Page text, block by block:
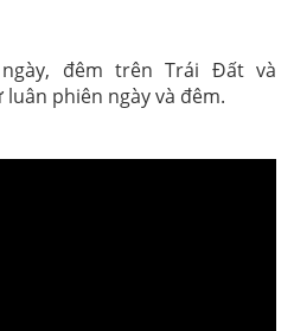
đêm trên Trái Đất và
phiên ngày và đêm.